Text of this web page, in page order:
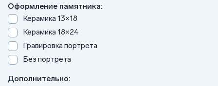
Оформление памятника:
Керамика 13×18
Керамика 18×24
Гравировка портрета
Без портрета
Дополнительно: